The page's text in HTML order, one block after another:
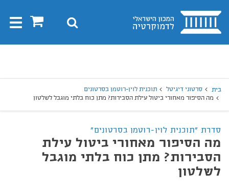
בית 0 חיפוש
בית סרטוני דיגיטל
תוכנית לוין-רוטמן בסרטונים
מה הסיפור מאחורי ביטול עילת הסבירות? מתן כוח בלתי מוגבל לשלטון
סדרת "תוכנית לוין-רוטמן בסרטונים"
מה הסיפור מאחורי ביטול עילת
הסבירות? מתן כוח בלתי מוגבל
לשלטון